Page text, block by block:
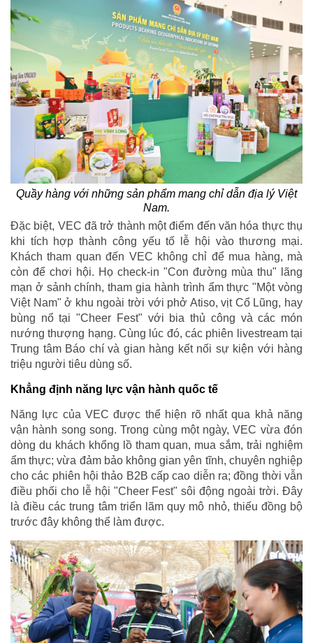
Quầy hàng với những sản phẩm mang chỉ dẫn địa lý Việt
Nam.
Đặc biệt, VEC đã trở thành một điểm đến văn hóa thực thụ
khi tích hợp thành công yếu tố lễ hội vào thương mại.
Khách tham quan đến VEC không chỉ để mua hàng, mà
còn để chơi hội. Họ check-in "Con đường mùa thu" lãng
mạn ở sảnh chính, tham gia hành trình ẩm thực "Một vòng
Việt Nam" ở khu ngoài trời với phở Atiso, vịt Cổ Lũng, hay
bùng nổ tại "Cheer Fest" với bia thủ công và các món
nướng thượng hạng. Cùng lúc đó, các phiên livestream tại
Trung tâm Báo chí và gian hàng kết nối sự kiện với hàng
triệu người tiêu dùng số.
Khẳng định năng lực vận hành quốc tế
Năng lực của VEC được thể hiện rõ nhất qua khả năng
vận hành song song. Trong cùng một ngày, VEC vừa đón
dòng du khách khổng lồ tham quan, mua sắm, trải nghiệm
ẩm thực; vừa đảm bảo không gian yên tĩnh, chuyên nghiệp
cho các phiên hội thảo B2B cấp cao diễn ra; đồng thời vẫn
điều phối cho lễ hội "Cheer Fest" sôi động ngoài trời. Đây
là điều các trung tâm triển lãm quy mô nhỏ, thiếu đồng bộ
trước đây không thể làm được.